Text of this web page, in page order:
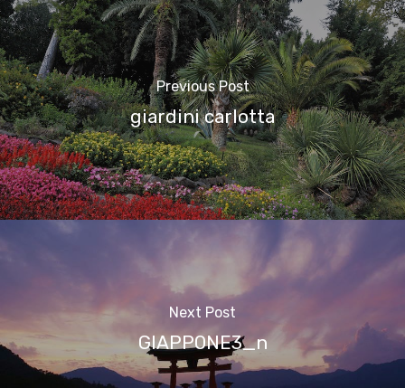
Previous Post
giardini carlotta
Next Post
GIAPPONE3_n